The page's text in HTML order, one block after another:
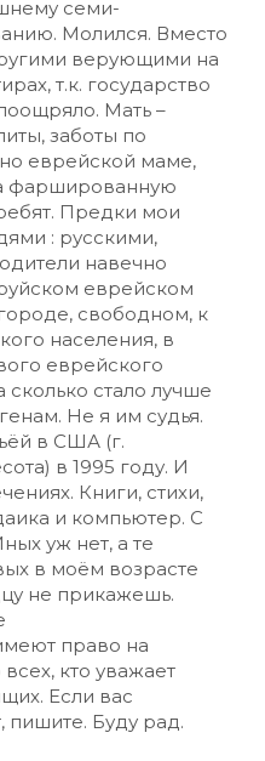
семи-
Молился. Вместо
верующими на
т.к. государство
Мать –
заботы по
еврейской маме,
фаршированную
Предки мои
: русскими,
навечно
еврейском
свободном, к
населения, в
еврейского
сколько стало лучше
Не я им судья.
в США (г.
в 1995 году. И
Книги, стихи,
и компьютер. С
уж нет, а те
в моём возрасте
не прикажешь.
право на
кто уважает
Если вас
пишите. Буду рад.